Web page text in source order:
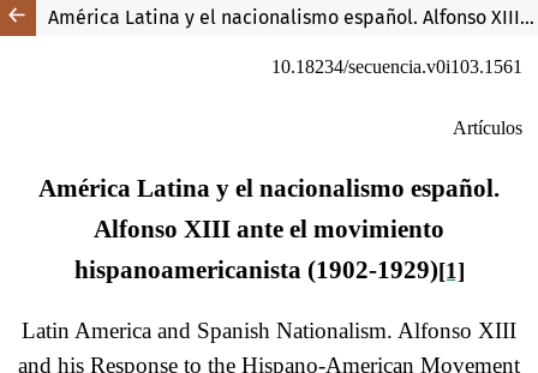
América Latina y el nacionalismo español. Alfonso XIII ante el movimiento hispanoamericanista (1902-1929)